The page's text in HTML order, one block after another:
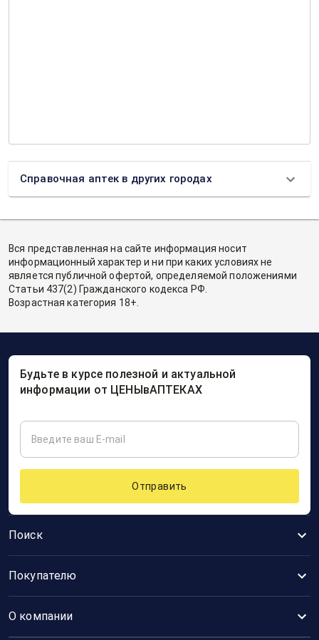
Справочная аптек в других городах
Вся представленная на сайте информация носит
информационный характер и ни при каких условиях не
является публичной офертой, определяемой положениями
Статьи 437(2) Гражданского кодекса РФ.
Возрастная категория 18+.
Поиск
Покупателю
О компании
Будьте в курсе полезной и актуальной
информации от ЦЕНЫвАПТЕКАХ
Отправить